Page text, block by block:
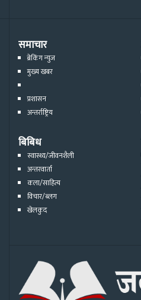
समाचार
ब्रेकिंग न्युज
मुख्य खबर
प्रशासन
अन्तर्राष्ट्रिय
बिबिध
स्वास्थ्य/जीवनशैली
अन्तरवार्ता
कला/साहित्य
विचार/ब्लग
खेलकुद